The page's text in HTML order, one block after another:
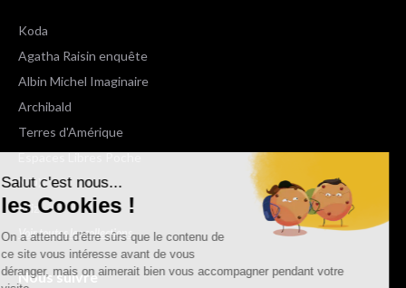
Salut c'est nous...
les Cookies !
On a attendu d'être sûrs que le contenu de
ce site vous intéresse avant de vous
déranger, mais on aimerait bien vous accompagner pendant votre
Koda
Agatha Raisin enquête
Albin Michel Imaginaire
Archibald
Terres d'Amérique
Espaces Libres Poche
NOX
Wiz
Voir toutes les collections
Nous suivre